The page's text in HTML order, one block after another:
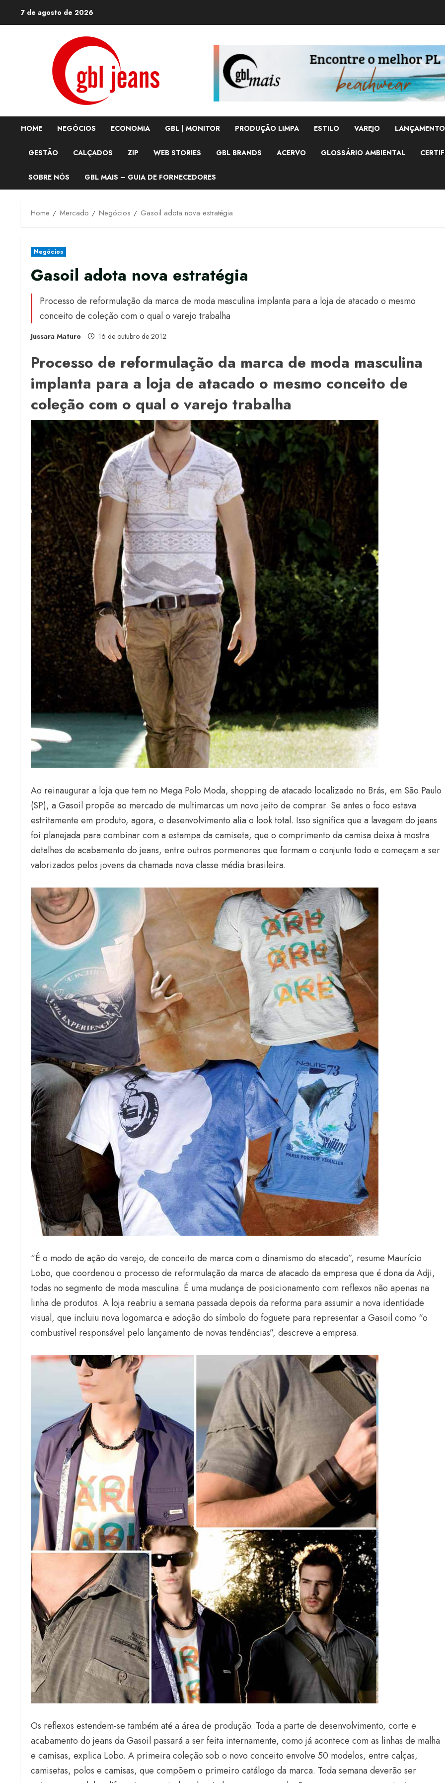
7 de agosto de 2026
HOME NEGÓCIOS ECONOMIA GBL | MONITOR PRODUÇÃO LIMPA ESTILO VAREJO
GESTÃO CALÇADOS ZIP WEB STORIES GBL BRANDS ACERVO GLOSSÁRIO AMBIENTAL
SOBRE NÓS GBL MAIS – GUIA DE FORNECEDORES
Home Mercado Negócios Gasoil adota nova estratégia
Negócios
Gasoil adota nova estratégia
Processo de reformulação da marca de moda masculina implanta para a loja de atacado o mesmo
conceito de coleção com o qual o varejo trabalha
Jussara Maturo 16 de outubro de 2012
Processo de reformulação da marca de moda masculina
implanta para a loja de atacado o mesmo conceito de
coleção com o qual o varejo trabalha
Ao reinaugurar a loja que tem no Mega Polo Moda, shopping de atacado localizado no Brás, em São Paulo
(SP), a Gasoil propõe ao mercado de multimarcas um novo jeito de comprar. Se antes o foco estava
estritamente em produto, agora, o desenvolvimento alia o look total. Isso significa que a lavagem do jeans
foi planejada para combinar com a estampa da camiseta, que o comprimento da camisa deixa à mostra
detalhes de acabamento do jeans, entre outros pormenores que formam o conjunto todo e começam a ser
valorizados pelos jovens da chamada nova classe média brasileira.
“É o modo de ação do varejo, de conceito de marca com o dinamismo do atacado”, resume Maurício
Lobo, que coordenou o processo de reformulação da marca de atacado da empresa que é dona da Adji,
todas no segmento de moda masculina. É uma mudança de posicionamento com reflexos não apenas na
linha de produtos. A loja reabriu a semana passada depois da reforma para assumir a nova identidade
visual, que incluiu nova logomarca e adoção do símbolo do foguete para representar a Gasoil como “o
combustível responsável pelo lançamento de novas tendências”, descreve a empresa.
Os reflexos estendem-se também até a área de produção. Toda a parte de desenvolvimento, corte e
acabamento do jeans da Gasoil passará a ser feita internamente, como já acontece com as linhas de malha
e camisas, explica Lobo. A primeira coleção sob o novo conceito envolve 50 modelos, entre calças,
camisetas, polos e camisas, que compõem o primeiro catálogo da marca. Toda semana deverão ser
Radiant Earth será a cor do
de 2028 da WGSN
Radar GBLjeans 24 de março de 2026